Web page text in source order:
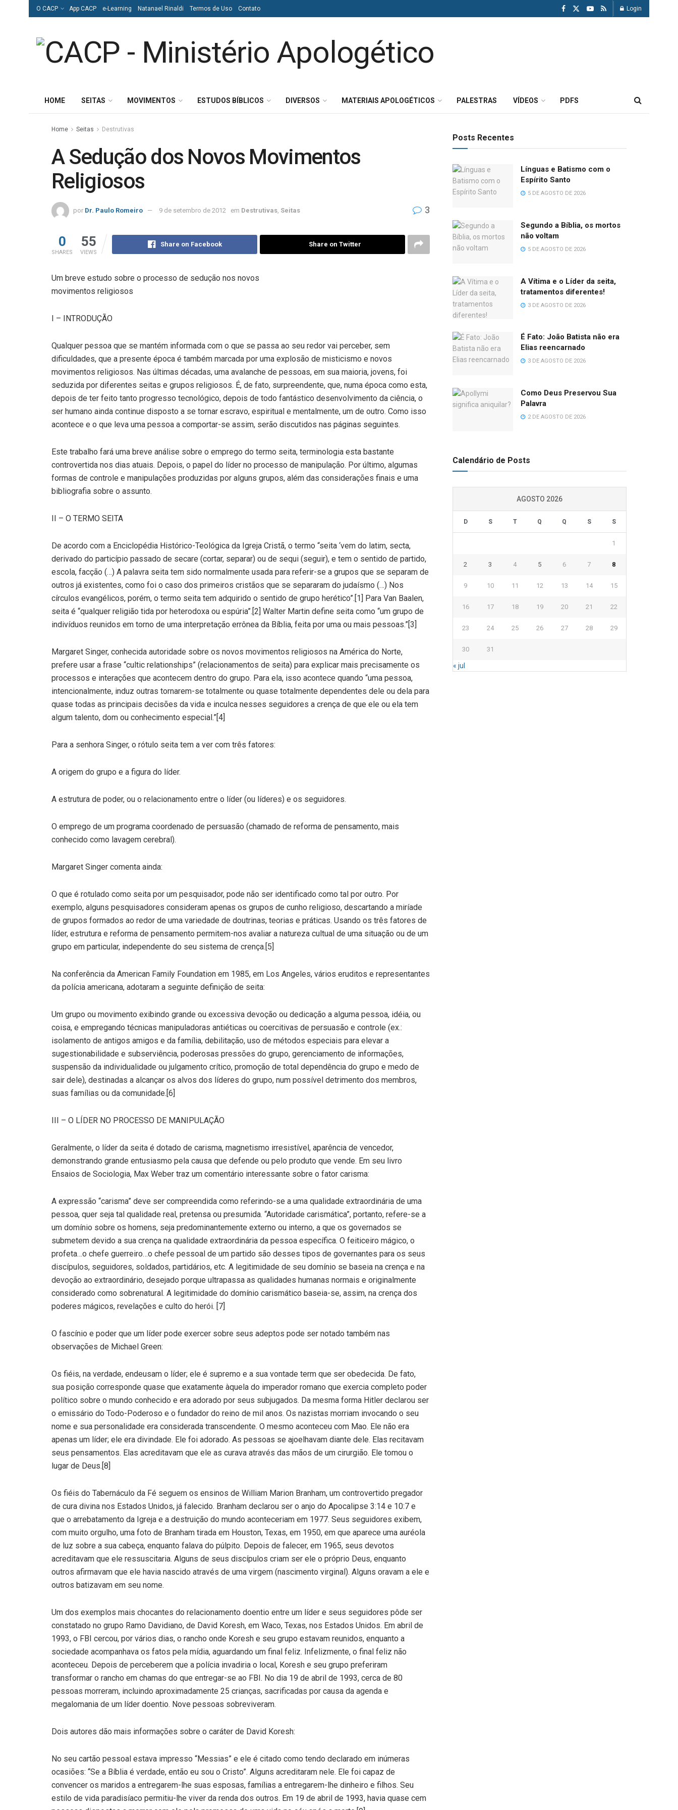
O CACP App CACP e-Learning Natanael Rinaldi Termos de Uso Contato Login
HOME SEITAS MOVIMENTOS ESTUDOS BÍBLICOS DIVERSOS MATERIAIS APOLOGÉTICOS PALESTRAS VÍDEOS PDFS
Home Seitas Destrutivas
A Sedução dos Novos Movimentos
Religiosos
por Dr. Paulo Romeiro 9 de setembro de 2012 em Destrutivas Seitas 3
0
SHARES
55
VIEWS
Share on Facebook Share on Twitter
Um breve estudo sobre o processo de sedução nos novos
movimentos religiosos
I – INTRODUÇÃO
Qualquer pessoa que se mantém informada com o que se passa ao seu redor vai perceber, sem
dificuldades, que a presente época é também marcada por uma explosão de misticismo e novos
movimentos religiosos. Nas últimas décadas, uma avalanche de pessoas, em sua maioria, jovens, foi
seduzida por diferentes seitas e grupos religiosos. É, de fato, surpreendente, que, numa época como esta,
depois de ter feito tanto progresso tecnológico, depois de todo fantástico desenvolvimento da ciência, o
ser humano ainda continue disposto a se tornar escravo, espiritual e mentalmente, um de outro. Como isso
acontece e o que leva uma pessoa a comportar-se assim, serão discutidos nas páginas seguintes.
Este trabalho fará uma breve análise sobre o emprego do termo seita, terminologia esta bastante
controvertida nos dias atuais. Depois, o papel do líder no processo de manipulação. Por último, algumas
formas de controle e manipulações produzidas por alguns grupos, além das considerações finais e uma
bibliografia sobre o assunto.
II – O TERMO SEITA
De acordo com a Enciclopédia Histórico-Teológica da Igreja Cristã, o termo “seita ‘vem do latim, secta,
derivado do particípio passado de secare (cortar, separar) ou de sequi (seguir), e tem o sentido de partido,
escola, facção (…) A palavra seita tem sido normalmente usada para referir-se a grupos que se separam de
outros já existentes, como foi o caso dos primeiros cristãos que se separaram do judaísmo (…) Nos
círculos evangélicos, porém, o termo seita tem adquirido o sentido de grupo herético”.[1] Para Van Baalen,
seita é “qualquer religião tida por heterodoxa ou espúria”.[2] Walter Martin define seita como “um grupo de
indivíduos reunidos em torno de uma interpretação errônea da Bíblia, feita por uma ou mais pessoas.”[3]
Margaret Singer, conhecida autoridade sobre os novos movimentos religiosos na América do Norte,
prefere usar a frase “cultic relationships” (relacionamentos de seita) para explicar mais precisamente os
processos e interações que acontecem dentro do grupo. Para ela, isso acontece quando “uma pessoa,
intencionalmente, induz outras tornarem-se totalmente ou quase totalmente dependentes dele ou dela para
quase todas as principais decisões da vida e inculca nesses seguidores a crença de que ele ou ela tem
algum talento, dom ou conhecimento especial.”[4]
Para a senhora Singer, o rótulo seita tem a ver com três fatores:
A origem do grupo e a figura do líder.
A estrutura de poder, ou o relacionamento entre o líder (ou líderes) e os seguidores.
O emprego de um programa coordenado de persuasão (chamado de reforma de pensamento, mais
conhecido como lavagem cerebral).
Margaret Singer comenta ainda:
O que é rotulado como seita por um pesquisador, pode não ser identificado como tal por outro. Por
exemplo, alguns pesquisadores consideram apenas os grupos de cunho religioso, descartando a miríade
de grupos formados ao redor de uma variedade de doutrinas, teorias e práticas. Usando os três fatores de
líder, estrutura e reforma de pensamento permitem-nos avaliar a natureza cultual de uma situação ou de um
grupo em particular, independente do seu sistema de crença.[5]
Na conferência da American Family Foundation em 1985, em Los Angeles, vários eruditos e representantes
da polícia americana, adotaram a seguinte definição de seita:
Um grupo ou movimento exibindo grande ou excessiva devoção ou dedicação a alguma pessoa, idéia, ou
coisa, e empregando técnicas manipuladoras antiéticas ou coercitivas de persuasão e controle (ex.:
isolamento de antigos amigos e da família, debilitação, uso de métodos especiais para elevar a
sugestionabilidade e subserviência, poderosas pressões do grupo, gerenciamento de informações,
suspensão da individualidade ou julgamento crítico, promoção de total dependência do grupo e medo de
sair dele), destinadas a alcançar os alvos dos líderes do grupo, num possível detrimento dos membros,
suas famílias ou da comunidade.[6]
III – O LÍDER NO PROCESSO DE MANIPULAÇÃO
Geralmente, o líder da seita é dotado de carisma, magnetismo irresistível, aparência de vencedor,
demonstrando grande entusiasmo pela causa que defende ou pelo produto que vende. Em seu livro
Ensaios de Sociologia, Max Weber traz um comentário interessante sobre o fator carisma:
A expressão “carisma” deve ser compreendida como referindo-se a uma qualidade extraordinária de uma
pessoa, quer seja tal qualidade real, pretensa ou presumida. “Autoridade carismática”, portanto, refere-se a
um domínio sobre os homens, seja predominantemente externo ou interno, a que os governados se
submetem devido a sua crença na qualidade extraordinária da pessoa específica. O feiticeiro mágico, o
profeta…o chefe guerreiro…o chefe pessoal de um partido são desses tipos de governantes para os seus
discípulos, seguidores, soldados, partidários, etc. A legitimidade de seu domínio se baseia na crença e na
devoção ao extraordinário, desejado porque ultrapassa as qualidades humanas normais e originalmente
considerado como sobrenatural. A legitimidade do domínio carismático baseia-se, assim, na crença dos
poderes mágicos, revelações e culto do herói. [7]
O fascínio e poder que um líder pode exercer sobre seus adeptos pode ser notado também nas
observações de Michael Green:
Os fiéis, na verdade, endeusam o líder; ele é supremo e a sua vontade term que ser obedecida. De fato,
sua posição corresponde quase que exatamente àquela do imperador romano que exercia completo poder
político sobre o mundo conhecido e era adorado por seus subjugados. Da mesma forma Hitler declarou ser
o emissário do Todo-Poderoso e o fundador do reino de mil anos. Os nazistas morriam invocando o seu
nome e sua personalidade era considerada transcendente. O mesmo aconteceu com Mao. Ele não era
apenas um líder; ele era divindade. Ele foi adorado. As pessoas se ajoelhavam diante dele. Elas recitavam
seus pensamentos. Elas acreditavam que ele as curava através das mãos de um cirurgião. Ele tomou o
lugar de Deus.[8]
Os fiéis do Tabernáculo da Fé seguem os ensinos de William Marion Branham, um controvertido pregador
de cura divina nos Estados Unidos, já falecido. Branham declarou ser o anjo do Apocalipse 3:14 e 10:7 e
que o arrebatamento da Igreja e a destruição do mundo aconteceriam em 1977. Seus seguidores exibem,
com muito orgulho, uma foto de Branham tirada em Houston, Texas, em 1950, em que aparece uma auréola
de luz sobre a sua cabeça, enquanto falava do púlpito. Depois de falecer, em 1965, seus devotos
acreditavam que ele ressuscitaria. Alguns de seus discípulos criam ser ele o próprio Deus, enquanto
outros afirmavam que ele havia nascido através de uma virgem (nascimento virginal). Alguns oravam a ele e
outros batizavam em seu nome.
Um dos exemplos mais chocantes do relacionamento doentio entre um líder e seus seguidores pôde ser
constatado no grupo Ramo Davidiano, de David Koresh, em Waco, Texas, nos Estados Unidos. Em abril de
1993, o FBI cercou, por vários dias, o rancho onde Koresh e seu grupo estavam reunidos, enquanto a
sociedade acompanhava os fatos pela mídia, aguardando um final feliz. Infelizmente, o final feliz não
aconteceu. Depois de perceberem que a polícia invadiria o local, Koresh e seu grupo preferiram
transformar o rancho em chamas do que entregar-se ao FBI. No dia 19 de abril de 1993, cerca de 80
pessoas morreram, incluindo aproximadamente 25 crianças, sacrificadas por causa da agenda e
megalomania de um líder doentio. Nove pessoas sobreviveram.
Dois autores dão mais informações sobre o caráter de David Koresh:
No seu cartão pessoal estava impresso “Messias” e ele é citado como tendo declarado em inúmeras
ocasiões: “Se a Bíblia é verdade, então eu sou o Cristo”. Alguns acreditaram nele. Ele foi capaz de
convencer os maridos a entregarem-lhe suas esposas, famílias a entregarem-lhe dinheiro e filhos. Seu
estilo de vida paradisíaco permitiu-lhe viver da renda dos outros. Em 19 de abril de 1993, havia quase cem
Posts Recentes
Línguas e Batismo com o
Espírito Santo
5 DE AGOSTO DE 2026
Segundo a Bíblia, os mortos
não voltam
5 DE AGOSTO DE 2026
A Vítima e o Líder da seita,
tratamentos diferentes!
3 DE AGOSTO DE 2026
É Fato: João Batista não era
Elias reencarnado
3 DE AGOSTO DE 2026
Como Deus Preservou Sua
Palavra
2 DE AGOSTO DE 2026
Calendário de Posts
AGOSTO 2026
D S T Q Q S S
1
2 3 4 5 6 7 8
9 10 11 12 13 14 15
16 17 18 19 20 21 22
23 24 25 26 27 28 29
30 31
« jul